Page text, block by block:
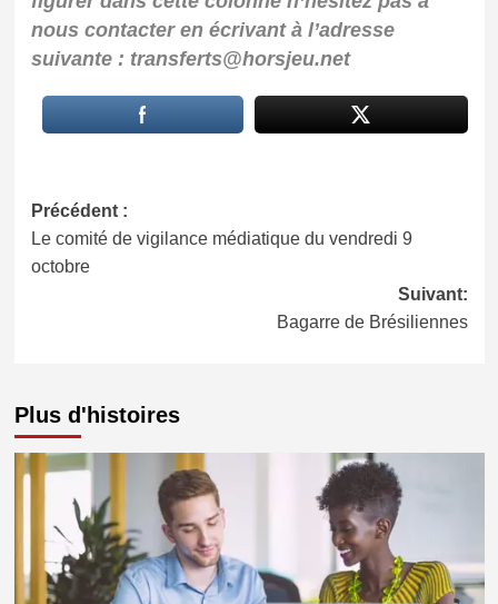
nous contacter en écrivant à l’adresse
suivante : transferts@horsjeu.net
Navigation
d’article
Précédent :
Le comité de vigilance médiatique du vendredi 9
octobre
Suivant:
Bagarre de Brésiliennes
Plus d'histoires